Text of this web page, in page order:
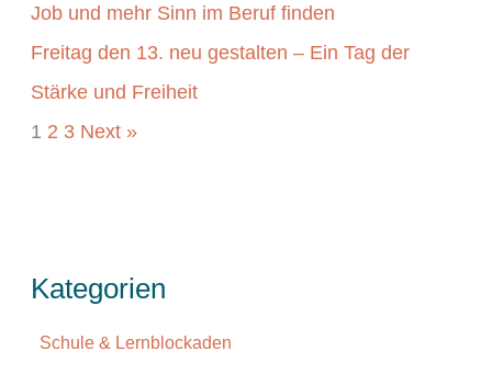
Job und mehr Sinn im Beruf finden
Freitag den 13. neu gestalten – Ein Tag der
Stärke und Freiheit
1 2 3 Next »
Kategorien
Schule & Lernblockaden